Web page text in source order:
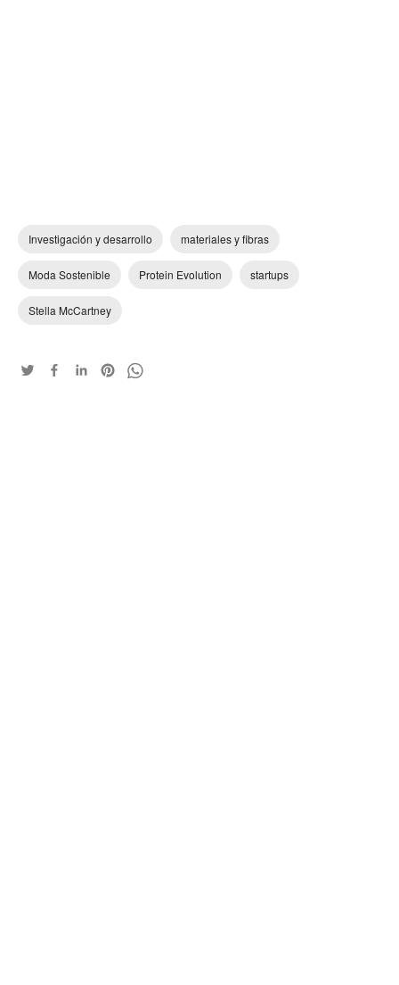
Investigación y desarrollo materiales y fibras
Moda Sostenible Protein Evolution startups
Stella McCartney